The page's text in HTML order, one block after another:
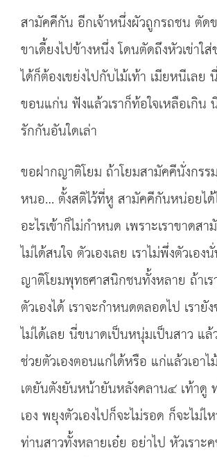
สามัคคีกัน อีกเจ้าหนึ่งผัวถูกรถชน ตัด
ขาเดี้ยงไปข้างหนึ่ง โดนตัดถึงหัวเข่าใ
ได้ก็ต้องเขย่งไปกับไม้เท้า เมียหนีเลย
ขอนแก่น ฟังแล้วเราก็ท้อใจเหลือเกิน
รักกันอันใดเล่า
ขอฝากญาติโยม ถ้าโยมสามัคคีนั่งกรร
หนอ… ตั้งสติไว้ที่หู สามัคคีกันหน่อยไ
อะไรเข้าก็ไม่กำหนด เพราะเราขาดสา
ไม่ได้สนใจ ตัวเองเลย เราไม่พึ่งตัวเอ
ญาติโยมพุทธศาสนิกชนทั้งหลาย ถ้าเร
ตัวเองได้ เราจะกำหนดตลอดไป เรายั
ไม่ได้เลย นี่ขนาดเป็นหนุ่มเป็นสาว แ
ช่วยตัวเองตอนแก่ได้หรือ แก่แล้วเอา
เตยันตังยันหน้ายันหลังคลาน๔ เท้าดู
เอง พยุงตัวเองไปก็จะไม่รอด ก็จะไม่
ท่านสาวทั้งหลายเอ๋ย อย่าไป หัวเราะ